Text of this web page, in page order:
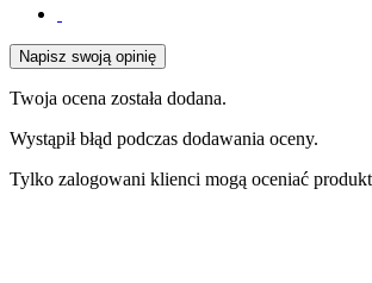
Napisz swoją opinię
Twoja ocena została dodana.
Wystąpił błąd podczas dodawania oceny.
Tylko zalogowani klienci mogą oceniać